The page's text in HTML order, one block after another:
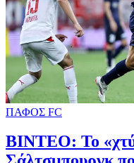
ΠΑΦΟΣ FC
ΒΙΝΤΕΟ: Το